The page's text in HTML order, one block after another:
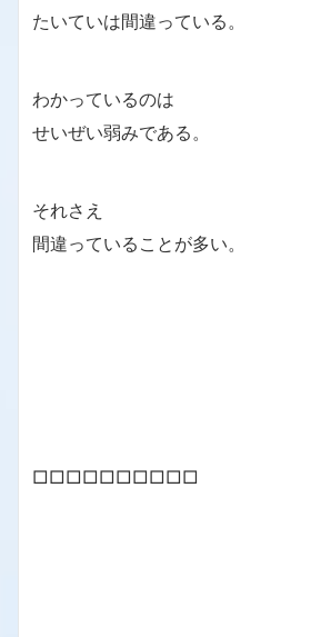
たいていは間違っている。
わかっているのは
せいぜい弱みである。
それさえ
間違っていることが多い。
□□□□□□□□□□